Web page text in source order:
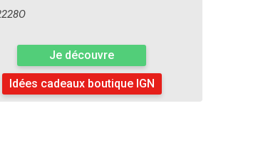
Je découvre
Idées cadeaux boutique IGN